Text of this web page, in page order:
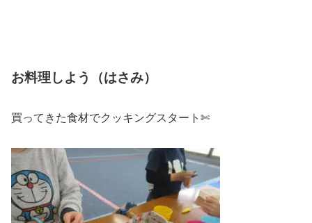
お料理しよう（はさみ）
買ってきた食材でクッキングスタート✄